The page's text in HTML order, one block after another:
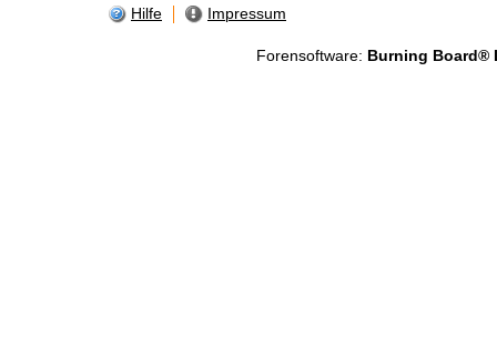
Hilfe Impressum
Forensoftware: Burning Board®